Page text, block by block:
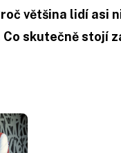
většina lidí asi
skutečně stojí